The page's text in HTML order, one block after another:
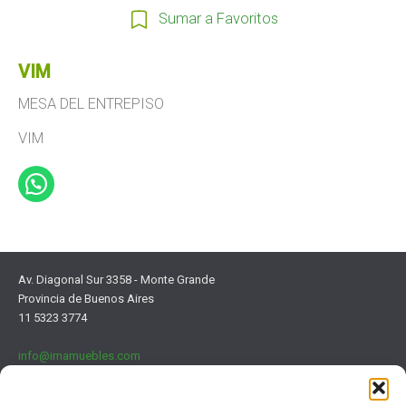
Sumar a Favoritos
VIM
MESA DEL ENTREPISO
VIM
Av. Diagonal Sur 3358 - Monte Grande
Provincia de Buenos Aires
11 5323 3774
info@imamuebles.com